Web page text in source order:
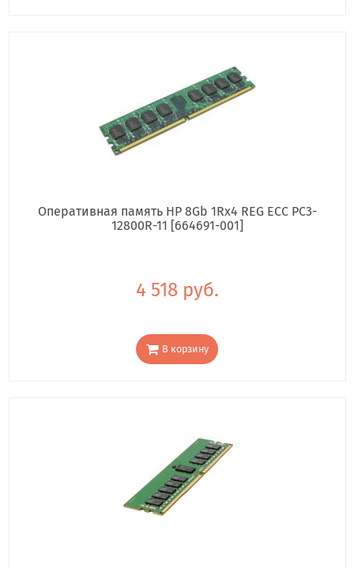
Оперативная память HP 8Gb 1Rx4 REG ECC PC3-
12800R-11 [664691-001]
4 518 руб.
В корзину